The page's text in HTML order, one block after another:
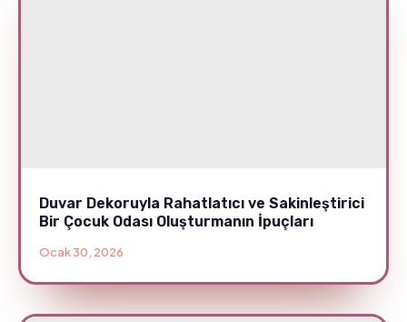
Duvar Dekoruyla Rahatlatıcı ve Sakinleştirici
Bir Çocuk Odası Oluşturmanın İpuçları
Ocak 30, 2026